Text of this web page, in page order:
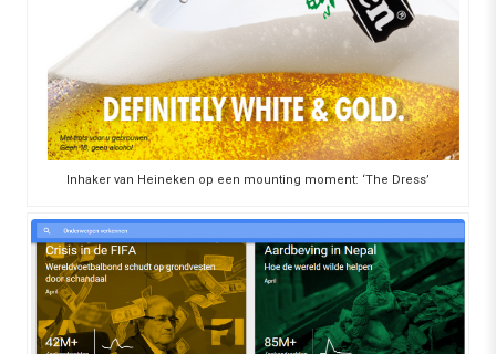
Inhaker van Heineken op een mounting moment: ‘The Dress’